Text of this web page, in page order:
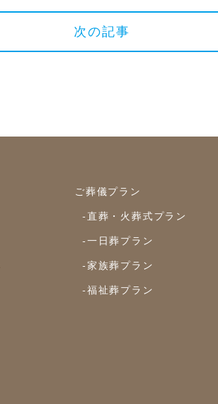
次の記事
ご葬儀プラン
-直葬・火葬式プラン
-一日葬プラン
-家族葬プラン
-福祉葬プラン